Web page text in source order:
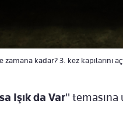
kadar? 3. kez kapılarını
Işık da Var" temasına